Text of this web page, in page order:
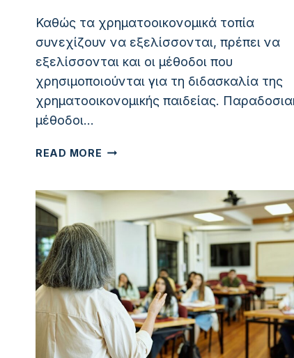
Καθώς τα χρηματοοικονομικά τοπία
συνεχίζουν να εξελίσσονται, πρέπει να
εξελίσσονται και οι μέθοδοι που
χρησιμοποιούνται για τη διδασκαλία της
χρηματοοικονομικής παιδείας.
μέθοδοι…
READ MORE ΚΑΙΝΟΤΌΜΕΣ
ΧΡΗΜΑΤΟΟΙΚΟΝΟΜΙΚΌ
ΓΡΑΜΜΑΤΙΣΜΌ:
ΚΑΙ
ΕΡΓΑΛΕΊΑ